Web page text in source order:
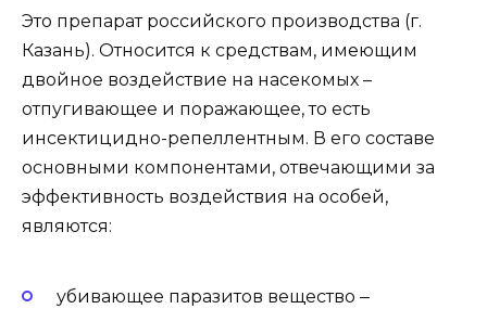
Это препарат российского производства (г.
Казань). Относится к средствам, имеющим
двойное воздействие на насекомых –
отпугивающее и поражающее, то есть
инсектицидно-репеллентным. В его составе
основными компонентами, отвечающими за
эффективность воздействия на особей,
являются:
убивающее паразитов вещество ‒